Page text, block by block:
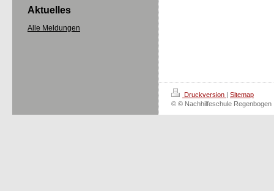
Aktuelles
Alle Meldungen
Druckversion | Sitemap
© © Nachhilfeschule Regenbogen